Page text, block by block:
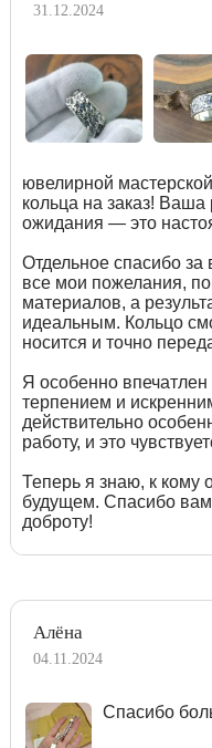
31.12.2024
ювелирной
кольца на заказ!
ожидания — это
Отдельное спасибо
все мои пожелания,
материалов, а
идеальным. Кольцо
носится и точно
Я особенно
терпением и
действительно
работу, и это
Теперь я знаю, к кому
будущем. Спасибо вам
доброту!
Алёна
04.11.2024
Спасибо